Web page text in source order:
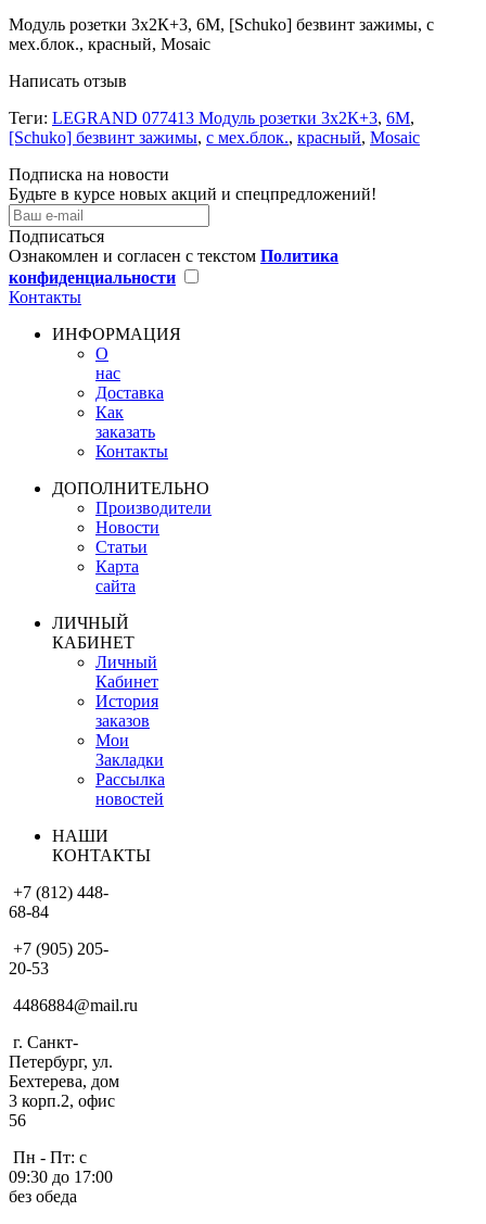
Модуль розетки 3х2К+3, 6М, [Schuko] безвинт зажимы, с
мех.блок., красный, Mosaic
Написать отзыв
Теги: LEGRAND 077413 Модуль розетки 3х2К+3, 6М,
[Schuko] безвинт зажимы, с мех.блок., красный, Mosaic
Подписка на новости
Будьте в курсе новых акций и спецпредложений!
Подписаться
Ознакомлен и согласен с текстом Политика
конфиденциальности
Контакты
ИНФОРМАЦИЯ
О
нас
Доставка
Как
заказать
Контакты
ДОПОЛНИТЕЛЬНО
Производители
Новости
Статьи
Карта
сайта
ЛИЧНЫЙ
КАБИНЕТ
Личный
Кабинет
История
заказов
Мои
Закладки
Рассылка
новостей
НАШИ
КОНТАКТЫ
+7 (812) 448-
68-84
+7 (905) 205-
20-53
4486884@mail.ru
г. Санкт-
Петербург, ул.
Бехтерева, дом
3 корп.2, офис
56
Пн - Пт: с
09:30 до 17:00
без обеда